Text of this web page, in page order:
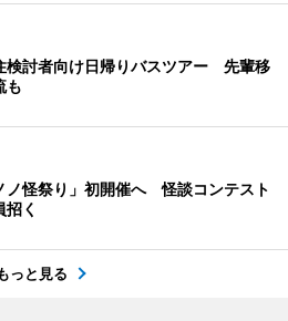
検討者向け日帰りバスツアー 先輩移
も
ノ怪祭り」初開催へ 怪談コンテスト
招く
っと見る